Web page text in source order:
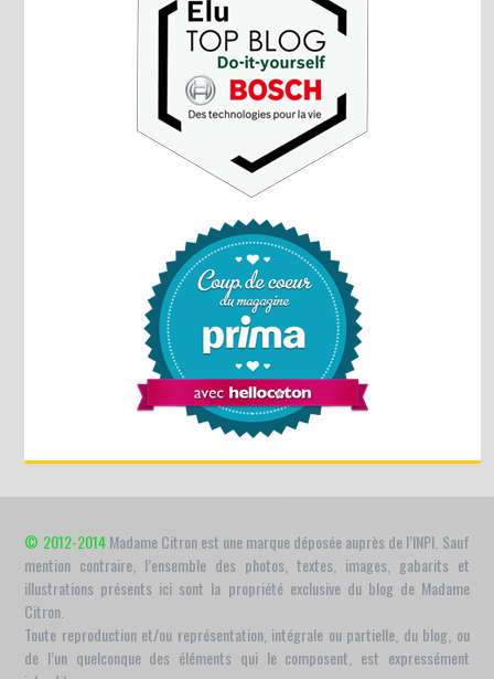
© 2012-2014Madame Citron est une marque déposée auprès de l’INPI. Sauf
mention contraire, l’ensemble des photos, textes, images, gabarits et
illustrations présents ici sont la propriété exclusive du blog de Madame
Citron.
Toute reproduction et/ou représentation, intégrale ou partielle, du blog, ou
de l’un quelconque des éléments qui le composent, est expressément